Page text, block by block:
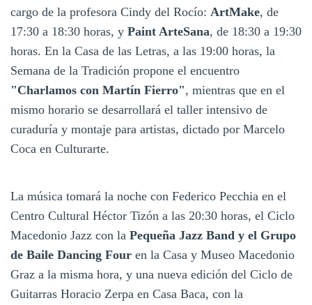
cargo de la profesora Cindy del Rocío: ArtMake, de
17:30 a 18:30 horas, y Paint ArteSana, de 18:30 a 19:30
horas. En la Casa de las Letras, a las 19:00 horas, la
Semana de la Tradición propone el encuentro
"Charlamos con Martín Fierro", mientras que en el
mismo horario se desarrollará el taller intensivo de
curaduría y montaje para artistas, dictado por Marcelo
Coca en Culturarte.
La música tomará la noche con Federico Pecchia en el
Centro Cultural Héctor Tizón a las 20:30 horas, el Ciclo
Macedonio Jazz con la Pequeña Jazz Band y el Grupo
de Baile Dancing Four en la Casa y Museo Macedonio
Graz a la misma hora, y una nueva edición del Ciclo de
Guitarras Horacio Zerpa en Casa Baca, con la